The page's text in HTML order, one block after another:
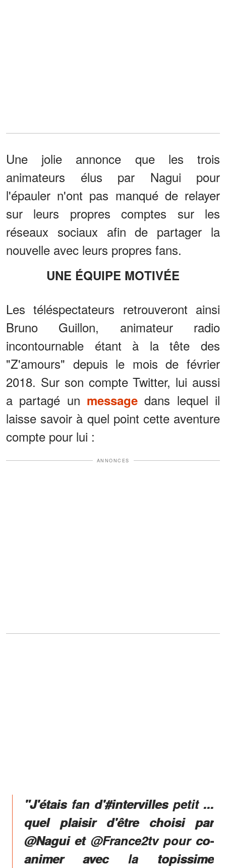
Une jolie annonce que les trois
animateurs élus par Nagui pour
l'épauler n'ont pas manqué de relayer
sur leurs propres comptes sur les
réseaux sociaux afin de partager la
nouvelle avec leurs propres fans.
UNE ÉQUIPE MOTIVÉE
Les téléspectateurs retrouveront ainsi
Bruno Guillon, animateur radio
incontournable étant à la tête des
"Z'amours" depuis le mois de février
2018. Sur son compte Twitter, lui aussi
a partagé un message dans lequel il
laisse savoir à quel point cette aventure
compte pour lui :
ANNONCES
"J'étais fan d'#intervilles petit ...
quel plaisir d'être choisi par
@Nagui et @France2tv pour co-
animer avec la topissime